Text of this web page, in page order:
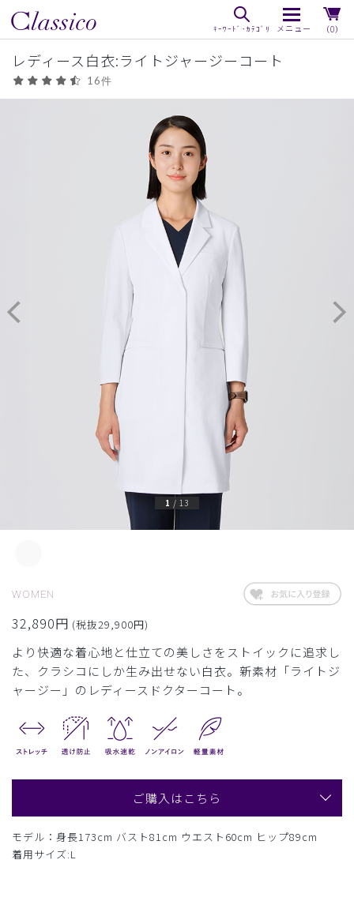
（0）
レディース白衣:ライトジャージーコート
16件
1 / 13
WOMEN
32,890円 (税抜29,900円)
より快適な着心地と仕立ての美しさをストイックに追求し
た、クラシコにしか生み出せない白衣。新素材「ライトジ
ャージー」のレディースドクターコート。
ご購入はこちら
モデル：身長173cm バスト81cm ウエスト60cm ヒップ89cm
着用サイズ:L